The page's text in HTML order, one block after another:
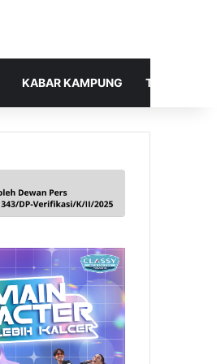
KABAR KAMPUNG TELUSUR